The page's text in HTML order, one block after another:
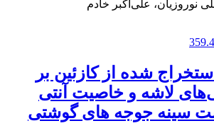
نوروزیان، علی‌اکبر خادم
استخراج شده از کازئین بر
لاشه و خاصیت آنتی
سینه جوجه های گوشتی